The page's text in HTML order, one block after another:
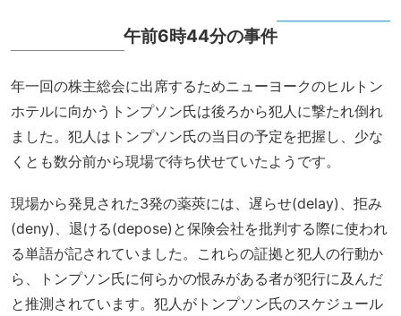
午前6時44分の事件
年一回の株主総会に出席するためニューヨークのヒルトン
ホテルに向かうトンプソン氏は後ろから犯人に撃たれ倒れ
ました。犯人はトンプソン氏の当日の予定を把握し、少な
くとも数分前から現場で待ち伏せていたようです。
現場から発見された3発の薬莢には、遅らせ(delay)、拒み
(deny)、退ける(depose)と保険会社を批判する際に使われ
る単語が記されていました。これらの証拠と犯人の行動か
ら、トンプソン氏に何らかの恨みがある者が犯行に及んだ
と推測されています。犯人がトンプソン氏のスケジュール